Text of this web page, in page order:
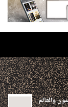
والعالم